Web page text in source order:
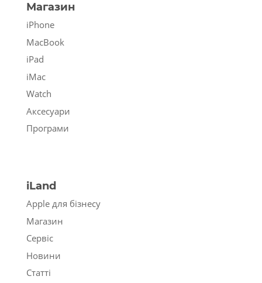
Магазин
iPhone
MacBook
iPad
iMac
Watch
Аксесуари
Програми
iLand
Apple для бізнесу
Магазин
Сервіс
Новини
Статті